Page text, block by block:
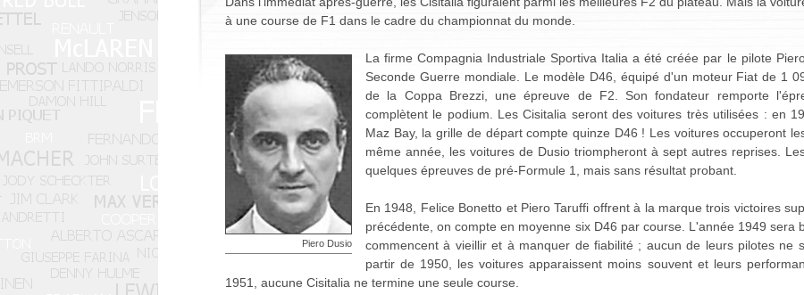
à une course de F1 dans le cadre du championnat du monde.
Piero Dusio
La firme Compagnia Industriale Sportiva Italia a été créée par le pilote
Seconde Guerre mondiale. Le modèle D46, équipé d'un moteur Fiat de 1
de la Coppa Brezzi, une épreuve de F2. Son fondateur remporte
complètent le podium. Les Cisitalia seront des voitures très utilisées : en
Maz Bay, la grille de départ compte quinze D46 ! Les voitures occuperont
même année, les voitures de Dusio triompheront à sept autres reprises.
quelques épreuves de pré-Formule 1, mais sans résultat probant.
En 1948, Felice Bonetto et Piero Taruffi offrent à la marque trois victoires
précédente, on compte en moyenne six D46 par course. L'année 1949 sera
commencent à vieillir et à manquer de fiabilité ; aucun de leurs pilotes ne
partir de 1950, les voitures apparaissent moins souvent et leurs
1951, aucune Cisitalia ne termine une seule course.